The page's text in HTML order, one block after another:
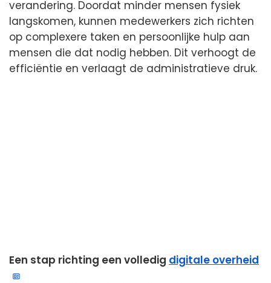
verandering. Doordat minder mensen fysiek
langskomen, kunnen medewerkers zich richten
op complexere taken en persoonlijke hulp aan
mensen die dat nodig hebben. Dit verhoogt de
efficiëntie en verlaagt de administratieve druk.
Een stap richting een volledig digitale overheid